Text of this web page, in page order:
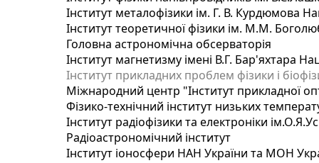
Інститут металофізики ім. Г. В. Курдюмова
Інститут теоретичної фізики ім. М.М.
Головна астрономічна обсерваторія
Інститут магнетизму імені В.Г. Бар'яхтара
Інститут прикладних проблем фізики і
Міжнародний центр "Інститут прикладної
Фізико-технічний інститут низьких
Інститут радіофізики та електроніки
Радіоастрономічний інститут
Інститут іоносфери НАН України та МОН